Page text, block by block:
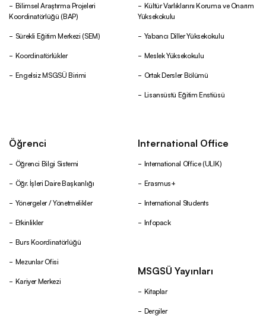
Bilimsel Araştırma Projeleri
Koordinatörlüğü (BAP)
Sürekli Eğitim Merkezi (SEM)
Koordinatörlükler
Engelsiz MSGSÜ Birimi
Kültür Varlıklarını Koruma ve Onarım
Yüksekokulu
Yabancı Diller Yüksekokulu
Meslek Yüksekokulu
Ortak Dersler Bölümü
Lisansüstü Eğitim Enstiüsü
Öğrenci
Öğrenci Bilgi Sistemi
Öğr. İşleri Daire Başkanlığı
Yönergeler / Yönetmelikler
Etkinlikler
Burs Koordinatörlüğü
Mezunlar Ofisi
Kariyer Merkezi
International Office
International Office (ULIK)
Erasmus+
International Students
Infopack
MSGSÜ Yayınları
Kitaplar
Dergiler